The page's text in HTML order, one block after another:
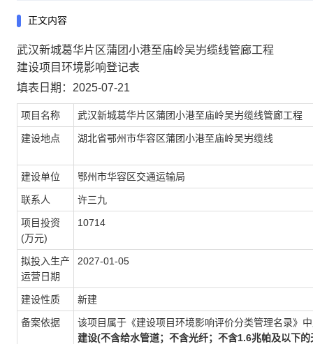
正文内容
武汉新城葛华片区蒲团小港至庙岭吴屴缆线管廊工程
建设项目环境影响登记表
填表日期：2025-07-21
项目名称 武汉新城葛华片区蒲团小港至庙岭吴屴缆线管廊工程
建设地点 湖北省鄂州市华容区蒲团小港至庙岭吴屴缆线
建设单位 鄂州市华容区交通运输局
联系人 许三九
项目投资
(万元)
10714
拟投入生产
运营日期
2027-01-05
建设性质 新建
备案依据
该项目属于《建设项目环境影响评价分类管理名录》
建设(不含给水管道；不含光纤；不含1.6兆帕及以下